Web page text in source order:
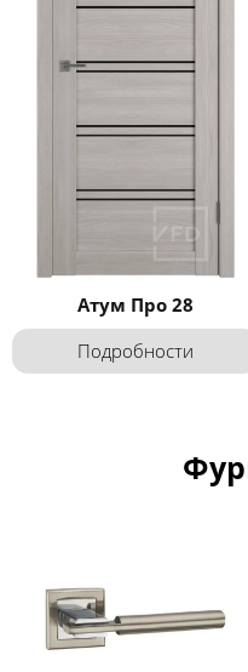
Атум Про 28
Подробности